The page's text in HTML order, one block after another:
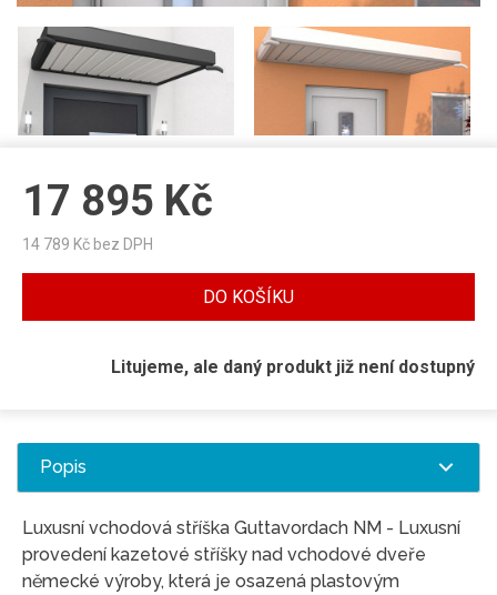
17 895 Kč
14 789 Kč bez DPH
DO KOŠÍKU
Litujeme, ale daný produkt již není dostupný
Popis
Luxusní vchodová stříška Guttavordach NM - Luxusní
provedení kazetové stříšky nad vchodové dveře
německé výroby, která je osazená plastovým